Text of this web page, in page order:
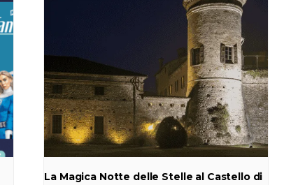
La Magica Notte delle Stelle al Castello di